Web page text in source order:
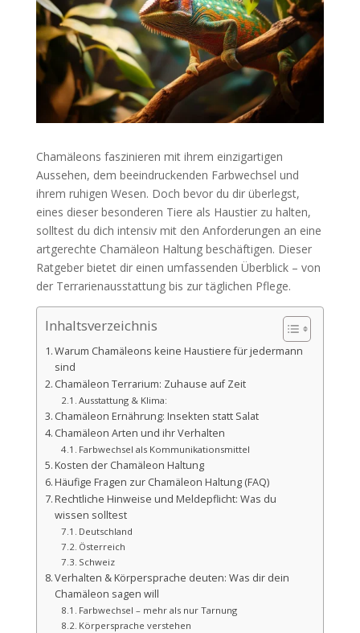
Chamäleons faszinieren mit ihrem einzigartigen
Aussehen, dem beeindruckenden Farbwechsel und
ihrem ruhigen Wesen. Doch bevor du dir überlegst,
eines dieser besonderen Tiere als Haustier zu halten,
solltest du dich intensiv mit den Anforderungen an eine
artgerechte Chamäleon Haltung beschäftigen. Dieser
Ratgeber bietet dir einen umfassenden Überblick – von
der Terrarienausstattung bis zur täglichen Pflege.
Inhaltsverzeichnis
Warum Chamäleons keine Haustiere für jedermann
sind
Chamäleon Terrarium: Zuhause auf Zeit
Ausstattung & Klima:
Chamäleon Ernährung: Insekten statt Salat
Chamäleon Arten und ihr Verhalten
Farbwechsel als Kommunikationsmittel
Kosten der Chamäleon Haltung
Häufige Fragen zur Chamäleon Haltung (FAQ)
Rechtliche Hinweise und Meldepflicht: Was du
wissen solltest
Deutschland
Österreich
Schweiz
Verhalten & Körpersprache deuten: Was dir dein
Chamäleon sagen will
Farbwechsel – mehr als nur Tarnung
Körpersprache verstehen